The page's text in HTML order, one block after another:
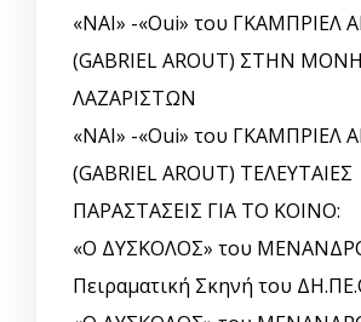
«ΝΑΙ» -«Oui» του ΓΚΑΜΠΡΙΕΛ
(GABRIEL AROUT) ΣΤΗΝ ΜΟΝΗ
ΛΑΖΑΡΙΣΤΩΝ
«ΝΑΙ» -«Oui» του ΓΚΑΜΠΡΙΕΛ
(GABRIEL AROUT) ΤΕΛΕΥΤΑΙΕΣ
ΠΑΡΑΣΤΑΣΕΙΣ ΓΙΑ ΤΟ ΚΟΙΝΟ:
«Ο ΔΥΣΚΟΛΟΣ» του
Πειραματική Σκηνή του